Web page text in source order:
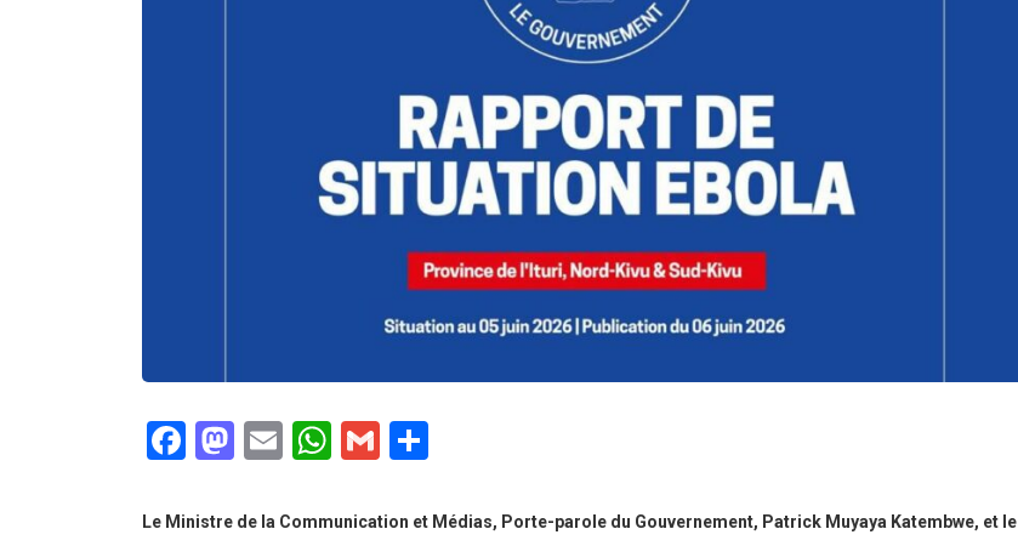
Facebook
Mastodon
EmailWhatsApp
Gmail
Le Ministre de la Communication et Médias, Porte-parole du Gouvernement, Patrick Muyaya Katembwe, et le